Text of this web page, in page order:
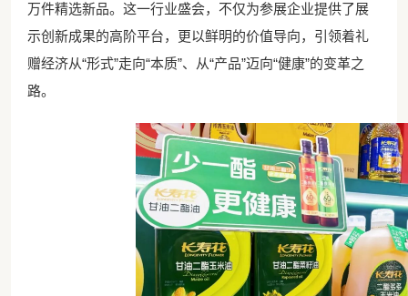
万件精选新品。这一行业盛会，不仅为参展企业提供了展
示创新成果的高阶平台，更以鲜明的价值导向，引领着礼
赠经济从“形式”走向“本质”、从“产品”迈向“健康”的变革之
路。